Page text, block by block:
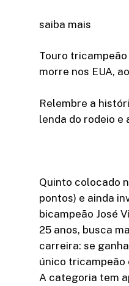
saiba mais
Touro tricampeão
morre nos EUA,
Relembre a
lenda do rodeio e
Quinto colocado
pontos) e ainda
bicampeão José
25 anos, busca
carreira: se
único tricampeão
A categoria tem